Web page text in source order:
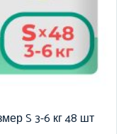
S 3-6 кг 48 шт